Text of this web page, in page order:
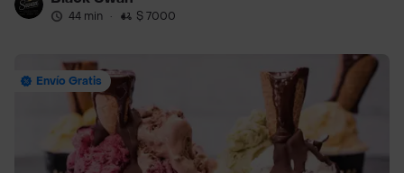
44 min · $ 7000
Envío Gratis